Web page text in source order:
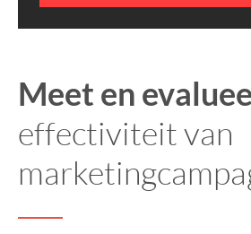
Meet en
effectiviteit van